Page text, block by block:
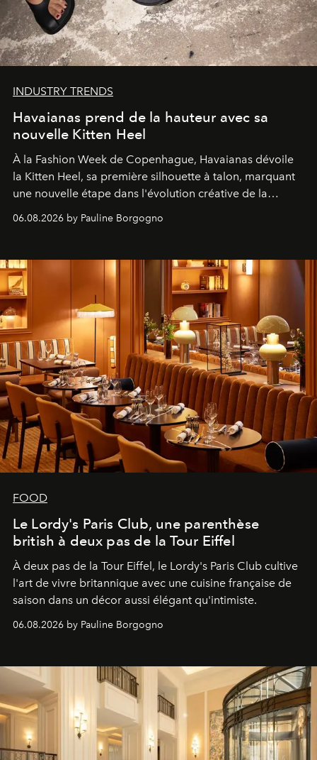
INDUSTRY TRENDS
Havaianas prend de la hauteur avec sa
nouvelle Kitten Heel
À la Fashion Week de Copenhague, Havaianas dévoile
la Kitten Heel, sa première silhouette à talon, marquant
une nouvelle étape dans l'évolution créative de la
06.08.2026 by Pauline Borgogno
FOOD
Le Lordy's Paris Club, une parenthèse
british à deux pas de la Tour Eiffel
À deux pas de la Tour Eiffel, le Lordy's Paris Club cultive
l'art de vivre britannique avec une cuisine française de
saison dans un décor aussi élégant qu'intimiste.
06.08.2026 by Pauline Borgogno